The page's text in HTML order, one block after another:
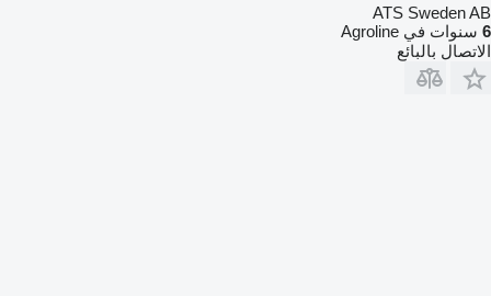
ATS Sweden AB
6 سنوات في Agroline
الاتصال بالبائع